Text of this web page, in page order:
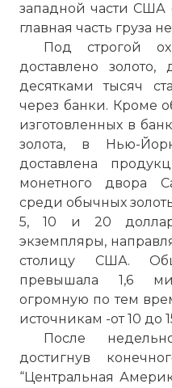
западной части США
главная часть груза
Под строгой
доставлено
десятками тысяч
через банки. Кроме
изготовленных в
золота, в Нью-
доставлена
монетного двора
среди обычных
5, 10 и 20
экземпляры,
столицу США.
превышала 1,6
огромную по тем
источникам -от 10 до
После
достигнув
“Центральная